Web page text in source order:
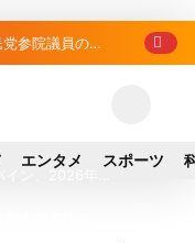
参院議員の藤
エンタメ スポーツ